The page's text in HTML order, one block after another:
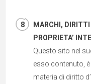
MARCHI, DIRITTI
PROPRIETA’
Questo sito nel
esso contenuto,
materia di diritto